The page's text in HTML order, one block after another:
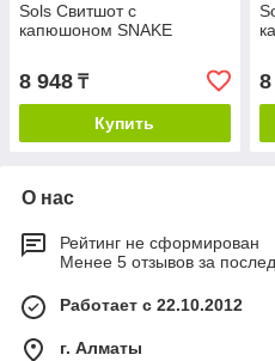
Sols Свитшот с
капюшоном SNAKE
8 948 ₸
Купить
О нас
Рейтинг не сформирован
Менее 5 отзывов за
Работает с 22.10.2012
г. Алматы